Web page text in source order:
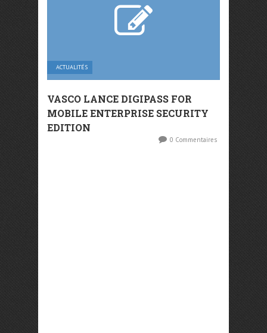
ACTUALITÉS
VASCO LANCE DIGIPASS FOR
MOBILE ENTERPRISE SECURITY
EDITION
0 Commentaires